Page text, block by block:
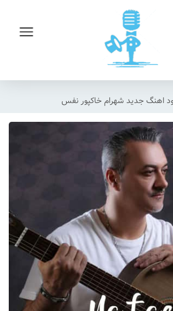
اهنگ جدید شهرام خاکپور نفس